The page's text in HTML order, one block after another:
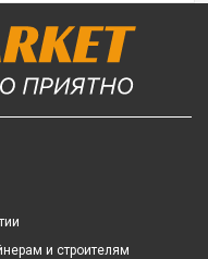
и строителям